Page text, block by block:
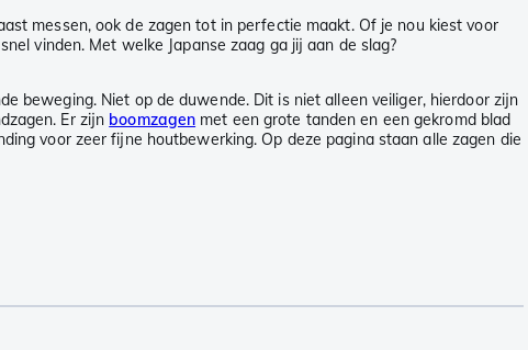
messen, ook de zagen tot in perfectie maakt. Of je nou kiest voor
vinden. Met welke Japanse zaag ga jij aan de slag?
beweging. Niet op de duwende. Dit is niet alleen veiliger, hierdoor zijn
Er zijn boomzagen met een grote tanden en een gekromd blad
voor zeer fijne houtbewerking. Op deze pagina staan alle zagen die